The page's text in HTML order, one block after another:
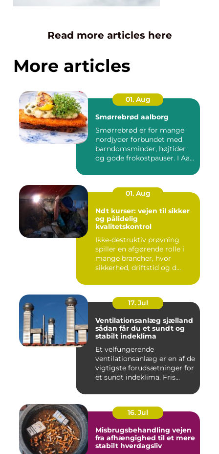
Read more articles here
More articles
01. Aug
Smørrebrød aalborg
Smørrebrød er for mange
nordjyder forbundet med
barndomsminder, højtider
og gode frokostpauser. I Aa...
01. Aug
Ndt kurser: vejen til sikker
og pålidelig
kvalitetskontrol
Ikke-destruktiv prøvning
spiller en afgørende rolle i
mange brancher, hvor
sikkerhed, driftstid og d...
17. Jul
Ventilationsanlæg sjælland
sådan får du et sundt og
stabilt indeklima
Et velfungerende
ventilationsanlæg er en af de
vigtigste forudsætninger for
et sundt indeklima. Fris...
16. Jul
Misbrugsbehandling vejen
fra afhængighed til et mere
stabilt hverdagsliv